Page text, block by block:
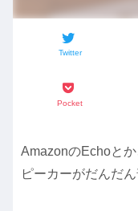
Twitter
Pocket
AmazonのEchoと
ピーカーがだんだ